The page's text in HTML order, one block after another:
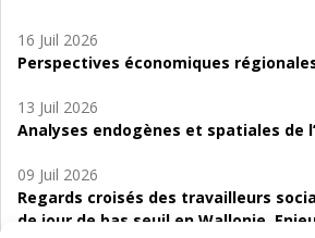
16 Juil 2026
Perspectives économiques
13 Juil 2026
Analyses endogènes et spatiales de
09 Juil 2026
Regards croisés des travailleurs
de jour de bas seuil en Wallonie.